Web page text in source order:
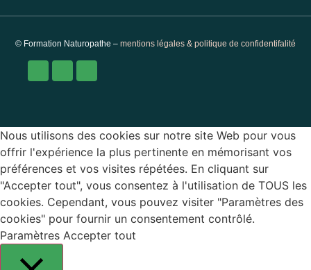
© Formation Naturopathe – mentions légales & politique de confidentifalité
Nous utilisons des cookies sur notre site Web pour vous
offrir l'expérience la plus pertinente en mémorisant vos
préférences et vos visites répétées. En cliquant sur
"Accepter tout", vous consentez à l'utilisation de TOUS les
cookies. Cependant, vous pouvez visiter "Paramètres des
cookies" pour fournir un consentement contrôlé.
Paramètres Accepter tout